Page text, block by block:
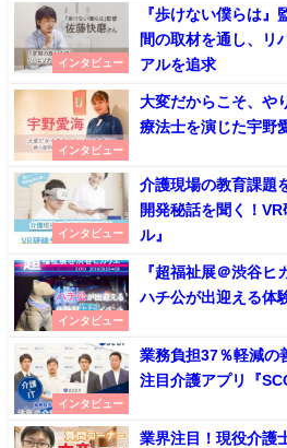
インタビュー
『歩けない僕らは
間の取材を通し、リ
アルを追求
インタビュー
大変だからこそ、や
療法士を演じた宇野
インタビュー
介護現場の教育課題
開発秘話を聞く！
ル』
インタビュー
『超福祉展＠渋谷
ハチ公が出迎える体
インタビュー
業務負担37％軽減の
注目介護アプリ『
業界注目！現役介護